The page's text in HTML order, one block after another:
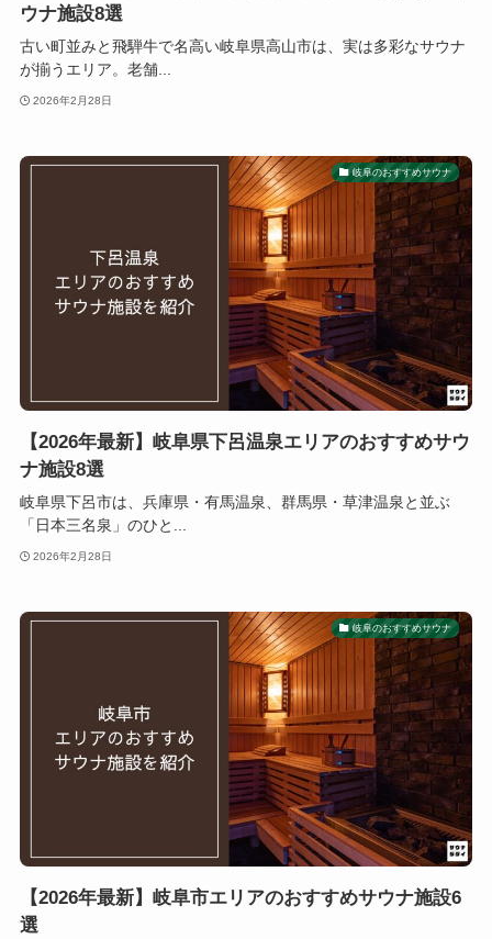
ウナ施設8選
古い町並みと飛騨牛で名高い岐阜県高山市は、実は多彩なサウナ
が揃うエリア。老舗...
2026年2月28日
岐阜のおすすめサウナ
【2026年最新】岐阜県下呂温泉エリアのおすすめサウ
ナ施設8選
岐阜県下呂市は、兵庫県・有馬温泉、群馬県・草津温泉と並ぶ
「日本三名泉」のひと...
2026年2月28日
岐阜のおすすめサウナ
【2026年最新】岐阜市エリアのおすすめサウナ施設6
選